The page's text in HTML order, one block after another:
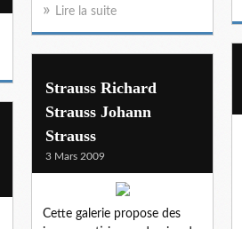
Lire la suite
Strauss Richard
Strauss Johann
Strauss
3 Mars 2009
Cette galerie propose des